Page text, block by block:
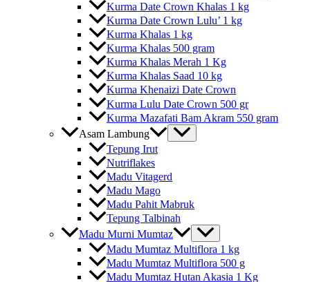
Kurma Date Crown Khalas 1 kg
Kurma Date Crown Lulu’ 1 kg
Kurma Khalas 1 kg
Kurma Khalas 500 gram
Kurma Khalas Merah 1 Kg
Kurma Khalas Saad 10 kg
Kurma Khenaizi Date Crown
Kurma Lulu Date Crown 500 gr
Kurma Mazafati Bam Akram 550 gram
Asam Lambung
Tepung Irut
Nutriflakes
Madu Vitagerd
Madu Mago
Madu Pahit Mabruk
Tepung Talbinah
Madu Murni Mumtaz
Madu Mumtaz Multiflora 1 kg
Madu Mumtaz Multiflora 500 g
Madu Mumtaz Hutan Akasia 1 Kg